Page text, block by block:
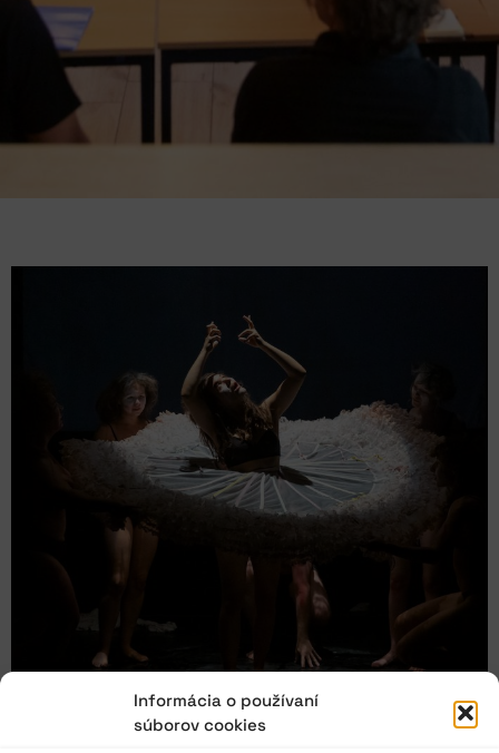
Informácia o používaní
súborov cookies